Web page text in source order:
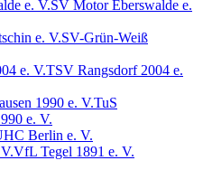
SV Motor Eberswalde e.
SV-Grün-Weiß
TSV Rangsdorf 2004 e.
TuS
e. V.
Berlin e. V.
VfL Tegel 1891 e. V.